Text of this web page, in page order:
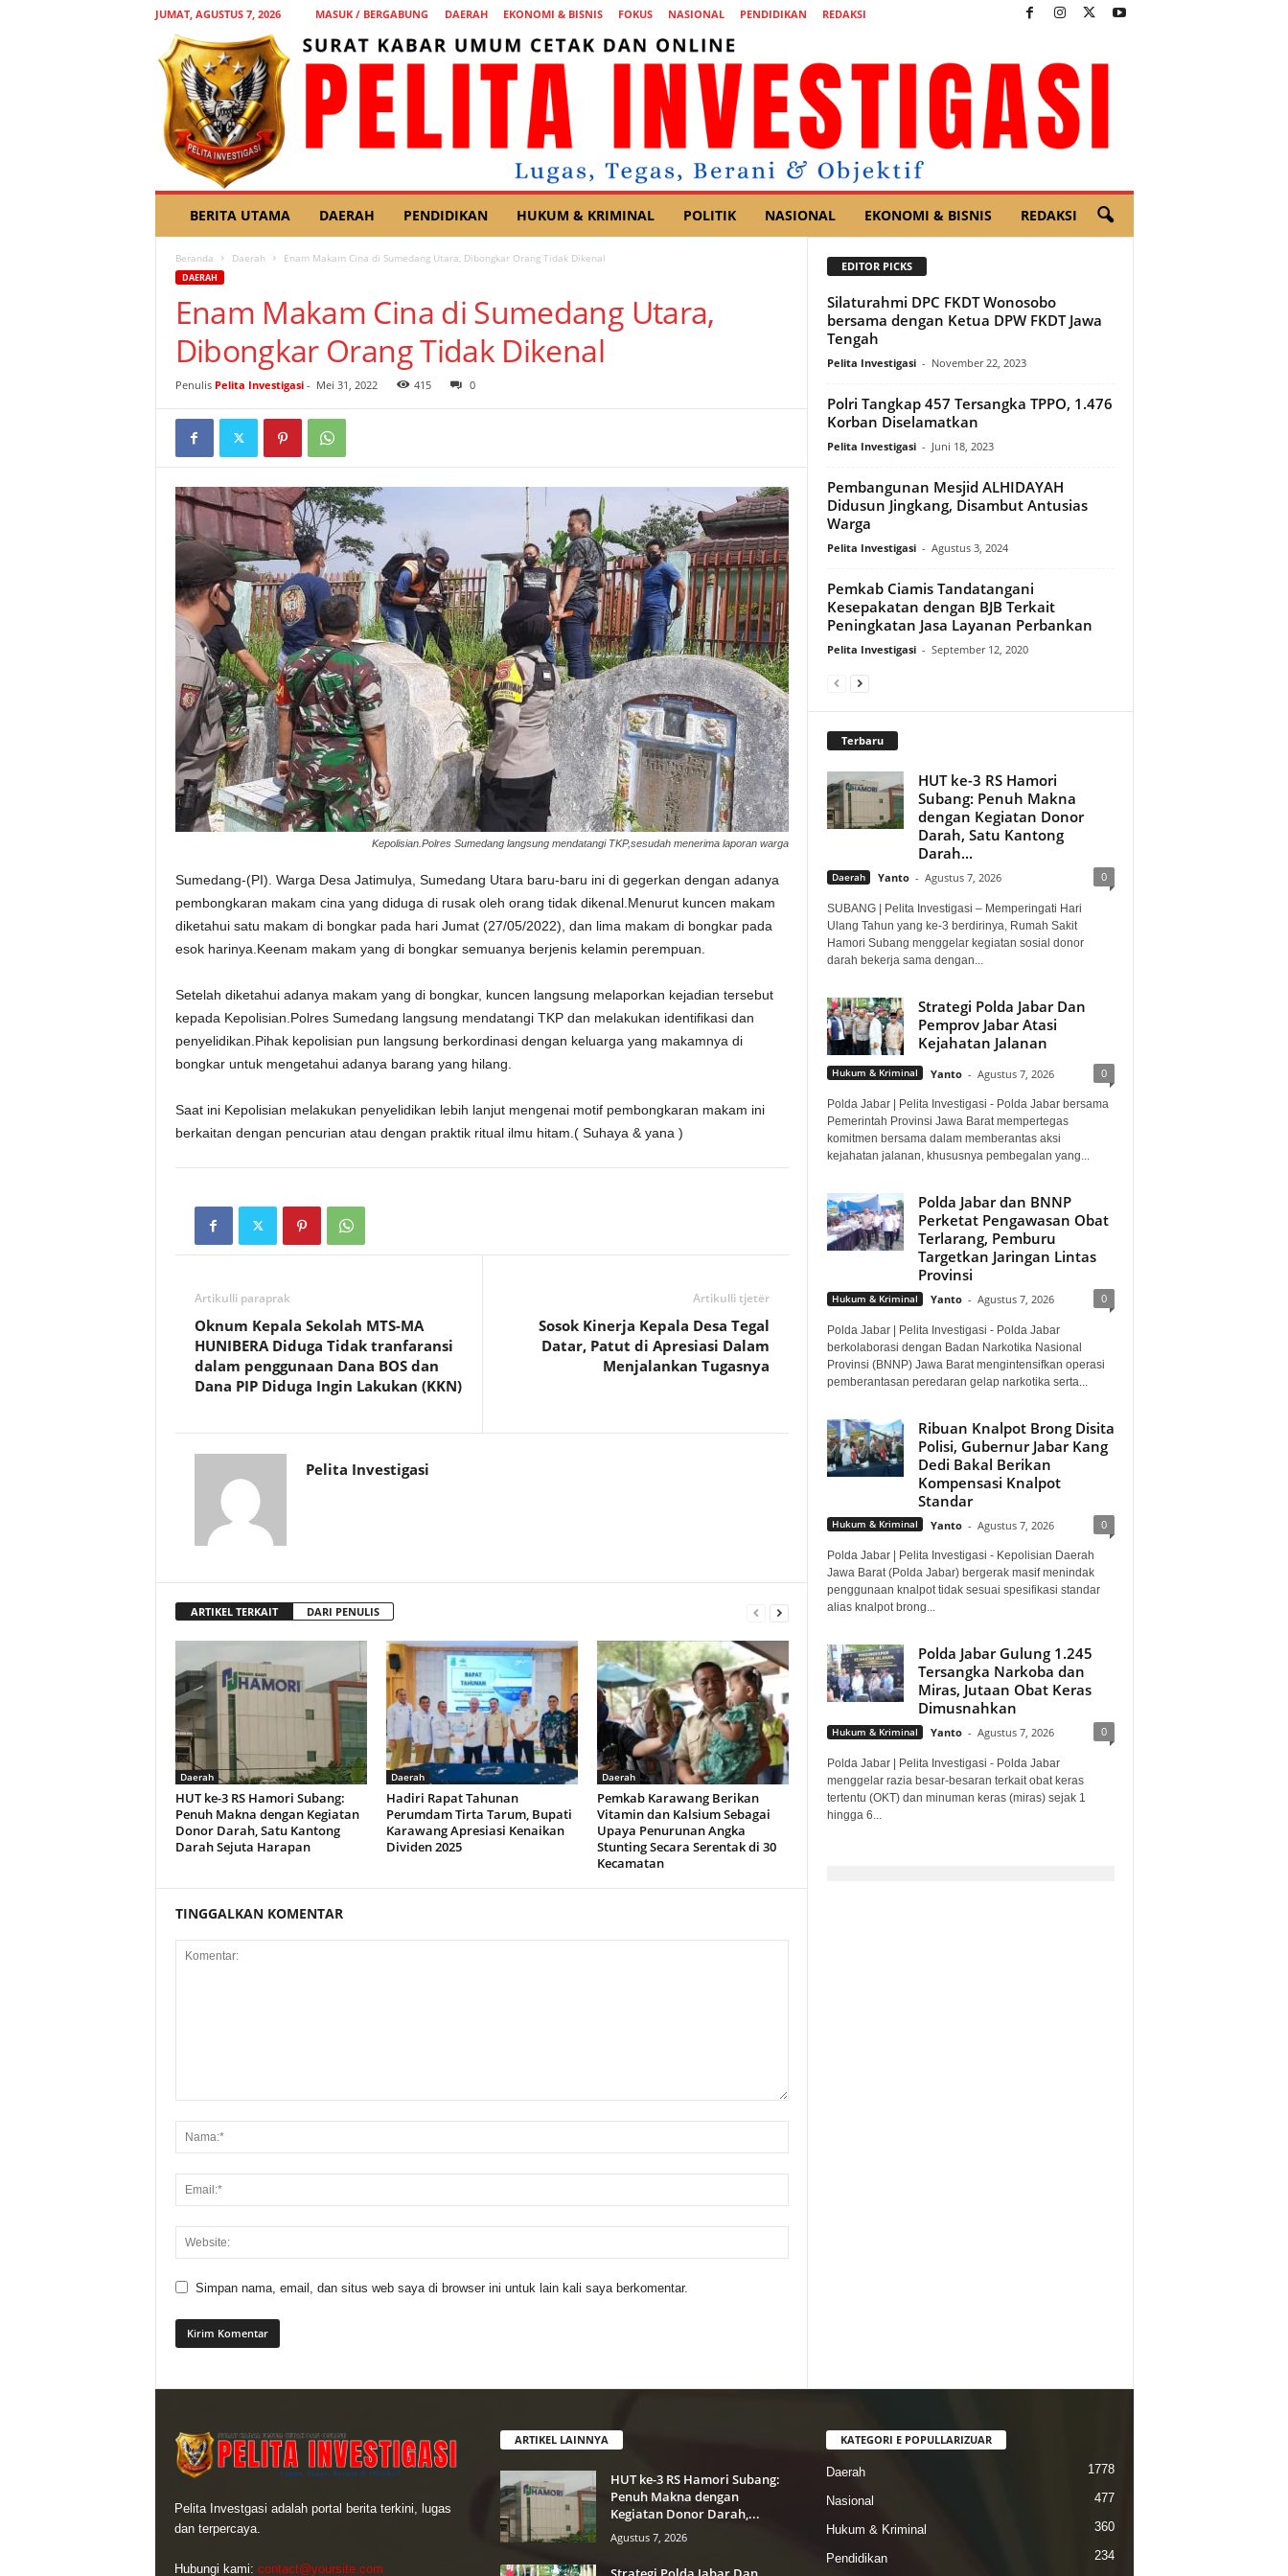
JUMAT, AGUSTUS 7, 2026 MASUK / BERGABUNG DAERAH EKONOMI & BISNIS FOKUS NASIONAL PENDIDIKAN REDAKSI
L
BERITA UTAMA DAERAH PENDIDIKAN HUKUM & KRIMINAL POLITIK NASIONAL EKONOMI & BISNIS REDAKSI
Beranda Daerah Enam Makam Cina di Sumedang Utara, Dibongkar Orang Tidak Dikenal
DAERAH
Enam Makam Cina di Sumedang Utara,
Dibongkar Orang Tidak Dikenal
Penulis Pelita Investigasi- Mei 31, 2022 415 0
Kepolisian.Polres Sumedang langsung mendatangi TKP,sesudah menerima laporan warga
Sumedang-(PI). Warga Desa Jatimulya, Sumedang Utara baru-baru ini di gegerkan dengan adanya
pembongkaran makam cina yang diduga di rusak oleh orang tidak dikenal.Menurut kuncen makam
diketahui satu makam di bongkar pada hari Jumat (27/05/2022), dan lima makam di bongkar pada
esok harinya.Keenam makam yang di bongkar semuanya berjenis kelamin perempuan.
Setelah diketahui adanya makam yang di bongkar, kuncen langsung melaporkan kejadian tersebut
kepada Kepolisian.Polres Sumedang langsung mendatangi TKP dan melakukan identifikasi dan
penyelidikan.Pihak kepolisian pun langsung berkordinasi dengan keluarga yang makamnya di
bongkar untuk mengetahui adanya barang yang hilang.
Saat ini Kepolisian melakukan penyelidikan lebih lanjut mengenai motif pembongkaran makam ini
berkaitan dengan pencurian atau dengan praktik ritual ilmu hitam.( Suhaya & yana )
Artikulli paraprak
Oknum Kepala Sekolah MTS-MA
HUNIBERA Diduga Tidak tranfaransi
dalam penggunaan Dana BOS dan
Dana PIP Diduga Ingin Lakukan (KKN)
Artikulli tjetër
Sosok Kinerja Kepala Desa Tegal
Datar, Patut di Apresiasi Dalam
Menjalankan Tugasnya
Pelita Investigasi
ARTIKEL TERKAIT DARI PENULIS
Daerah
HUT ke-3 RS Hamori Subang:
Penuh Makna dengan Kegiatan
Donor Darah, Satu Kantong
Darah Sejuta Harapan
Daerah
Hadiri Rapat Tahunan
Perumdam Tirta Tarum, Bupati
Karawang Apresiasi Kenaikan
Dividen 2025
Daerah
Pemkab Karawang Berikan
Vitamin dan Kalsium Sebagai
Upaya Penurunan Angka
Stunting Secara Serentak di 30
Kecamatan
TINGGALKAN KOMENTAR
Simpan nama, email, dan situs web saya di browser ini untuk lain kali saya berkomentar.
EDITOR PICKS
Silaturahmi DPC FKDT Wonosobo
bersama dengan Ketua DPW FKDT Jawa
Tengah
Pelita Investigasi - November 22, 2023
Polri Tangkap 457 Tersangka TPPO, 1.476
Korban Diselamatkan
Pelita Investigasi - Juni 18, 2023
Pembangunan Mesjid ALHIDAYAH
Didusun Jingkang, Disambut Antusias
Warga
Pelita Investigasi - Agustus 3, 2024
Pemkab Ciamis Tandatangani
Kesepakatan dengan BJB Terkait
Peningkatan Jasa Layanan Perbankan
Pelita Investigasi - September 12, 2020
Terbaru
HUT ke-3 RS Hamori
Subang: Penuh Makna
dengan Kegiatan Donor
Darah, Satu Kantong
Darah...
Daerah Yanto - Agustus 7, 2026 0
SUBANG | Pelita Investigasi – Memperingati Hari
Ulang Tahun yang ke-3 berdirinya, Rumah Sakit
Hamori Subang menggelar kegiatan sosial donor
darah bekerja sama dengan...
Strategi Polda Jabar Dan
Pemprov Jabar Atasi
Kejahatan Jalanan
Hukum & Kriminal Yanto - Agustus 7, 2026 0
Polda Jabar | Pelita Investigasi - Polda Jabar bersama
Pemerintah Provinsi Jawa Barat mempertegas
komitmen bersama dalam memberantas aksi
kejahatan jalanan, khususnya pembegalan yang...
Polda Jabar dan BNNP
Perketat Pengawasan Obat
Terlarang, Pemburu
Targetkan Jaringan Lintas
Provinsi
Hukum & Kriminal Yanto - Agustus 7, 2026 0
Polda Jabar | Pelita Investigasi - Polda Jabar
berkolaborasi dengan Badan Narkotika Nasional
Provinsi (BNNP) Jawa Barat mengintensifkan operasi
pemberantasan peredaran gelap narkotika serta...
Ribuan Knalpot Brong Disita
Polisi, Gubernur Jabar Kang
Dedi Bakal Berikan
Kompensasi Knalpot
Standar
Hukum & Kriminal Yanto - Agustus 7, 2026 0
Polda Jabar | Pelita Investigasi - Kepolisian Daerah
Jawa Barat (Polda Jabar) bergerak masif menindak
penggunaan knalpot tidak sesuai spesifikasi standar
alias knalpot brong...
Polda Jabar Gulung 1.245
Tersangka Narkoba dan
Miras, Jutaan Obat Keras
Dimusnahkan
Hukum & Kriminal Yanto - Agustus 7, 2026 0
Polda Jabar | Pelita Investigasi - Polda Jabar
menggelar razia besar-besaran terkait obat keras
tertentu (OKT) dan minuman keras (miras) sejak 1
hingga 6...
Pelita Investgasi adalah portal berita terkini, lugas
dan terpercaya.
Hubungi kami: contact@yoursite.com
ARTIKEL LAINNYA
HUT ke-3 RS Hamori Subang:
Penuh Makna dengan
Kegiatan Donor Darah,...
Agustus 7, 2026
KATEGORI E POPULLARIZUAR
Daerah 1778
Nasional 477
Hukum & Kriminal 360
Pendidikan 234